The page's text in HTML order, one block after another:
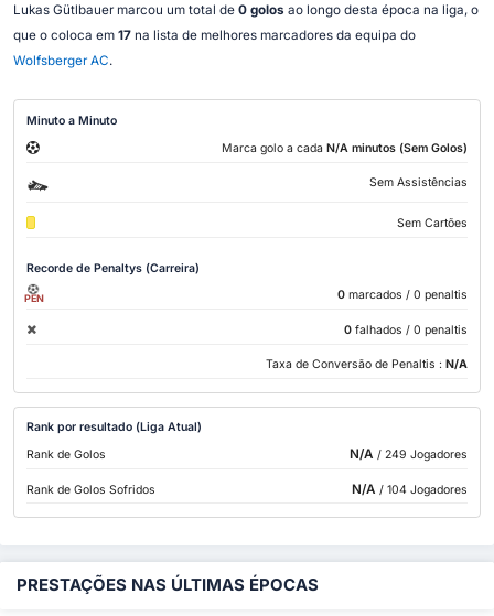
Lukas Gütlbauer marcou um total de 0 golos ao longo desta época na liga, o
que o coloca em 17na lista de melhores marcadores da equipa do
Wolfsberger AC.
Minuto a Minuto
Marca golo a cada N/A minutos (Sem Golos)
Sem Assistências
Sem Cartões
Recorde de Penaltys (Carreira)
PEN 0 marcados / 0 penaltis
0 falhados / 0 penaltis
Taxa de Conversão de Penaltis : N/A
Rank por resultado (Liga Atual)
Rank de Golos
N/A / 249 Jogadores
Rank de Golos Sofridos N/A / 104 Jogadores
PRESTAÇÕES NAS ÚLTIMAS ÉPOCAS